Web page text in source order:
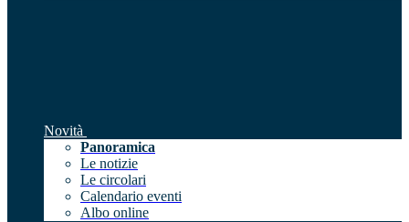
Novità
Panoramica
Le notizie
Le circolari
Calendario eventi
Albo online